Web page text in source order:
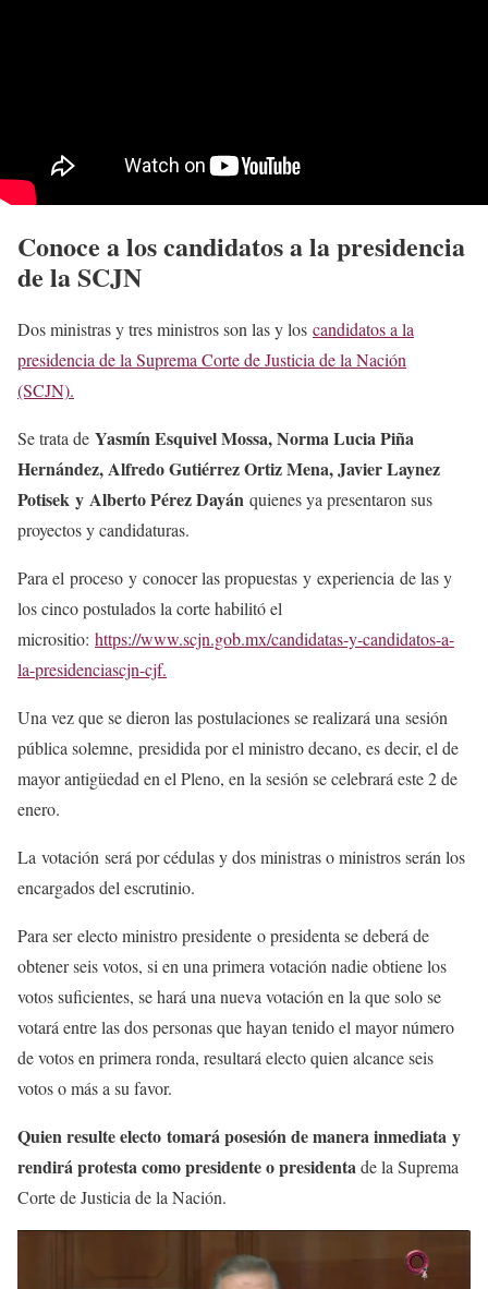
Conoce a los candidatos a la presidencia
de la SCJN
Dos ministras y tres ministros son las y los candidatos a la
presidencia de la Suprema Corte de Justicia de la Nación
(SCJN).
Se trata de Yasmín Esquivel Mossa, Norma Lucia Piña
Hernández, Alfredo Gutiérrez Ortiz Mena, Javier Laynez
Potisek y Alberto Pérez Dayán quienes ya presentaron sus
proyectos y candidaturas.
Para el proceso y conocer las propuestas y experiencia de las y
los cinco postulados la corte habilitó el
micrositio: https://www.scjn.gob.mx/candidatas-y-candidatos-a-
la-presidenciascjn-cjf.
Una vez que se dieron las postulaciones se realizará una sesión
pública solemne, presidida por el ministro decano, es decir, el de
mayor antigüedad en el Pleno, en la sesión se celebrará este 2 de
enero.
La votación será por cédulas y dos ministras o ministros serán los
encargados del escrutinio.
Para ser electo ministro presidente o presidenta se deberá de
obtener seis votos, si en una primera votación nadie obtiene los
votos suficientes, se hará una nueva votación en la que solo se
votará entre las dos personas que hayan tenido el mayor número
de votos en primera ronda, resultará electo quien alcance seis
votos o más a su favor.
Quien resulte electo tomará posesión de manera inmediata y
rendirá protesta como presidente o presidentade la Suprema
Corte de Justicia de la Nación.